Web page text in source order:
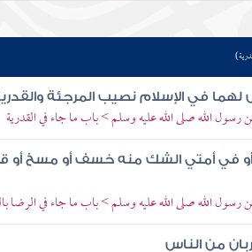
في الإسلام نصيب المرجئة
الله صلى الله عليه وسلم > باب ما جاء في القدرية
أو في أمتي الشك منه خسف أو مسخ
الله صلى الله عليه وسلم > باب ما جاء في الرضا
من الناس